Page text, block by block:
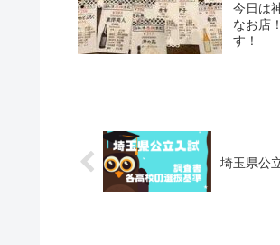
今日は
なお店
す！
埼玉県公